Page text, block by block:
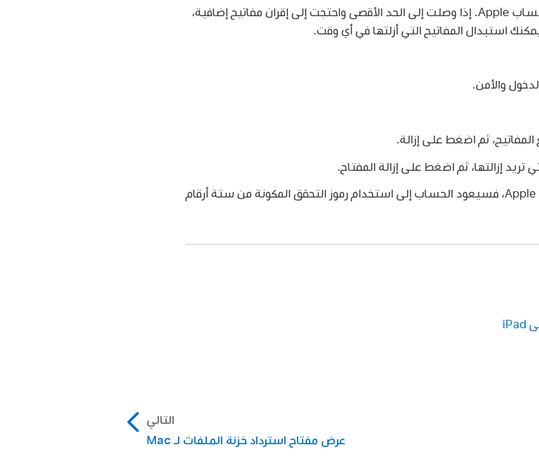
يمكنك إقران ما يصل إلى ستة مفاتيح أمان مع حساب Apple. إذا وصلت إلى الحد الأقصى واحتجت إلى إقران مفاتيح إضافية،
استبدال المفاتيح التي أزلتها في أي وقت.
والأمن.
ثم اضغط على إزالة.
تريد إزالتها، ثم اضغط على إزالة المفتاح.
إذا أزلت جميع مفاتيح الأمن من حساب Apple، فسيعود الحساب إلى استخدام رموز التحقق المكونة من ستة أرقام
التالي
عرض مفتاح استرداد خزنة الملفات لـ Mac